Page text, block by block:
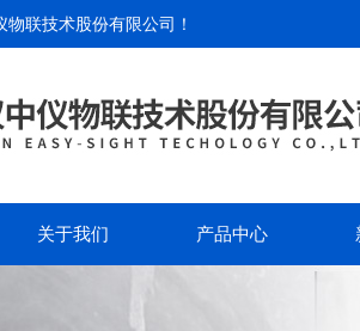
物联技术股份有限公司 ！
关于我们 产品中心